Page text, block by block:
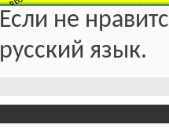
Если не
русский язык.